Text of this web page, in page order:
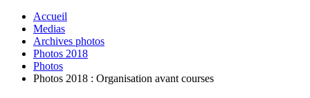
Accueil
Medias
Archives photos
Photos 2018
Photos
Photos 2018 : Organisation avant courses